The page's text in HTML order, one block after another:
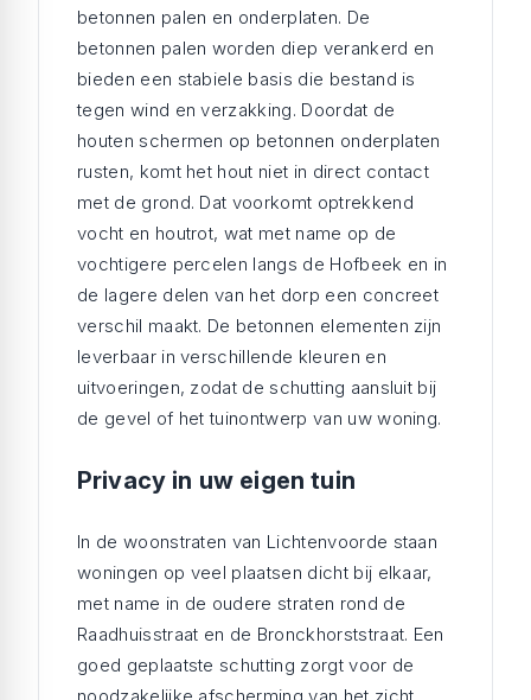
betonnen palen en onderplaten. De
betonnen palen worden diep verankerd en
bieden een stabiele basis die bestand is
tegen wind en verzakking. Doordat de
houten schermen op betonnen onderplaten
rusten, komt het hout niet in direct contact
met de grond. Dat voorkomt optrekkend
vocht en houtrot, wat met name op de
vochtigere percelen langs de Hofbeek en in
de lagere delen van het dorp een concreet
verschil maakt. De betonnen elementen zijn
leverbaar in verschillende kleuren en
uitvoeringen, zodat de schutting aansluit bij
de gevel of het tuinontwerp van uw woning.
Privacy in uw eigen tuin
In de woonstraten van Lichtenvoorde staan
woningen op veel plaatsen dicht bij elkaar,
met name in de oudere straten rond de
Raadhuisstraat en de Bronckhorststraat. Een
goed geplaatste schutting zorgt voor de